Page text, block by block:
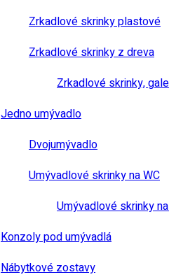
Zrkadlové skrinky plastové
Zrkadlové skrinky z dreva
Zrkadlové skrinky,
Jedno umývadlo
Dvojumývadlo
Umývadlové skrinky na WC
Umývadlové skrinky
Konzoly pod umývadlá
Nábytkové zostavy